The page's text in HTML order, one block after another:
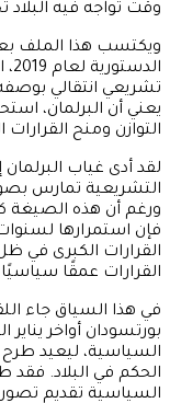
وقت تواجه فيه البلاد
ويكتسب هذا الملف
تشريعي انتقالي
يعني أن البرلمان،
التوازن ومنح القرارات
لقد أدى غياب
التشريعية تمارس
ورغم أن هذه الصيغة
فإن استمرارها
القرارات الكبرى
القرارات عمقًا
في هذا السياق جاء
بورتسودان أواخر
السياسية، ليعيد
الحكم في البلاد. فقد
السياسية تقديم